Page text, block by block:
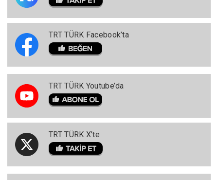
TRT TÜRK Facebook’ta
TRT TÜRK Youtube’da
TRT TÜRK X'te